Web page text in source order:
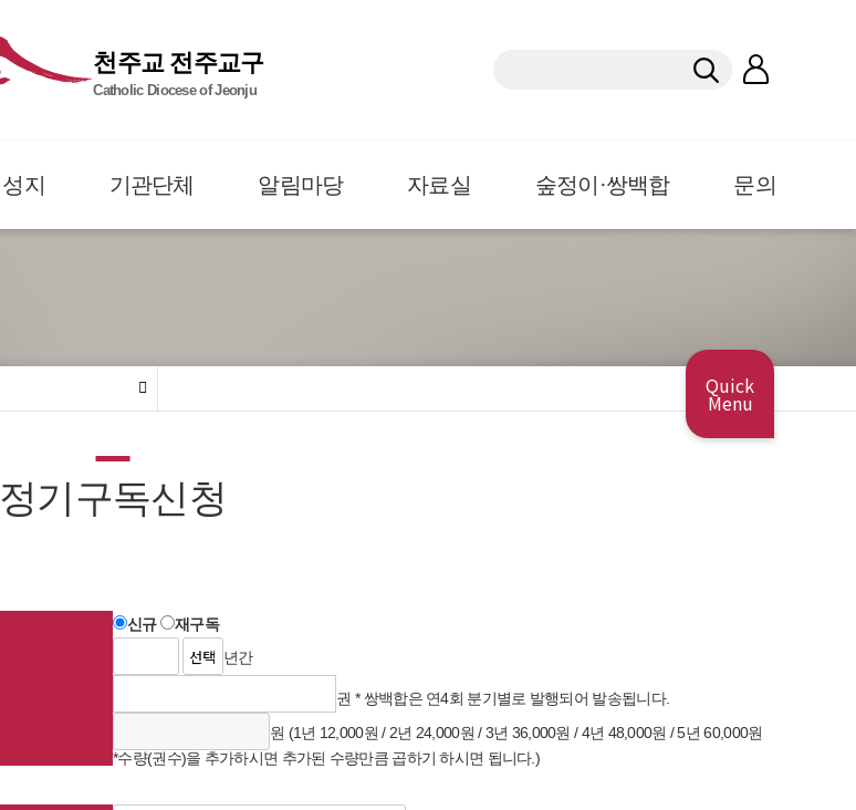
Quick
Menu
천주교 전주교구
Catholic Diocese of Jeonju
성지 기관단체 알림마당 자료실 숲정이·쌍백합 문의
정기구독신청
신규
재구독
년간
권 * 쌍백합은 연4회 분기별로 발행되어 발송됩니다.
원 (1년 12,000원 / 2년 24,000원 / 3년 36,000원 / 4년 48,000원 / 5년 60,000원
*수량(권수)을 추가하시면 추가된 수량만큼 곱하기 하시면 됩니다.)